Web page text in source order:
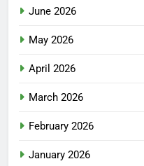
June 2026
May 2026
April 2026
March 2026
February 2026
January 2026